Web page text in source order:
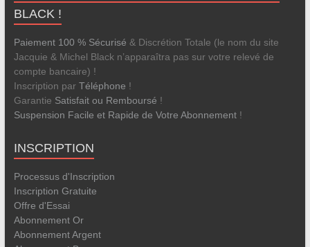
BLACK !
Paiement 100 % Sécurisé & Discrétion Totale (le nom du site
Jacquie & Michel Black n’apparaîtra pas sur votre relevé de
compte bancaire) !
Inscription par Téléphone !
Garantie Satisfait ou Remboursé !
Suspension Facile et Rapide de Votre Abonnement!
INSCRIPTION
Processus d'Inscription
Inscription Gratuite
Offre d'Essai
Abonnement Or
Abonnement Argent